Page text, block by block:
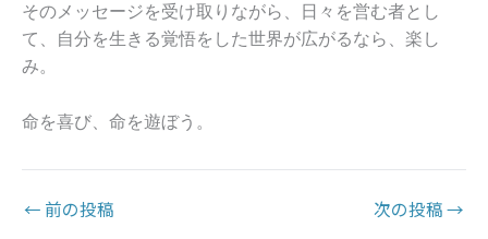
そのメッセージを受け取りながら、日々を営む者とし
て、自分を生きる覚悟をした世界が広がるなら、楽し
み。
命を喜び、命を遊ぼう。
← 前の投稿 次の投稿→